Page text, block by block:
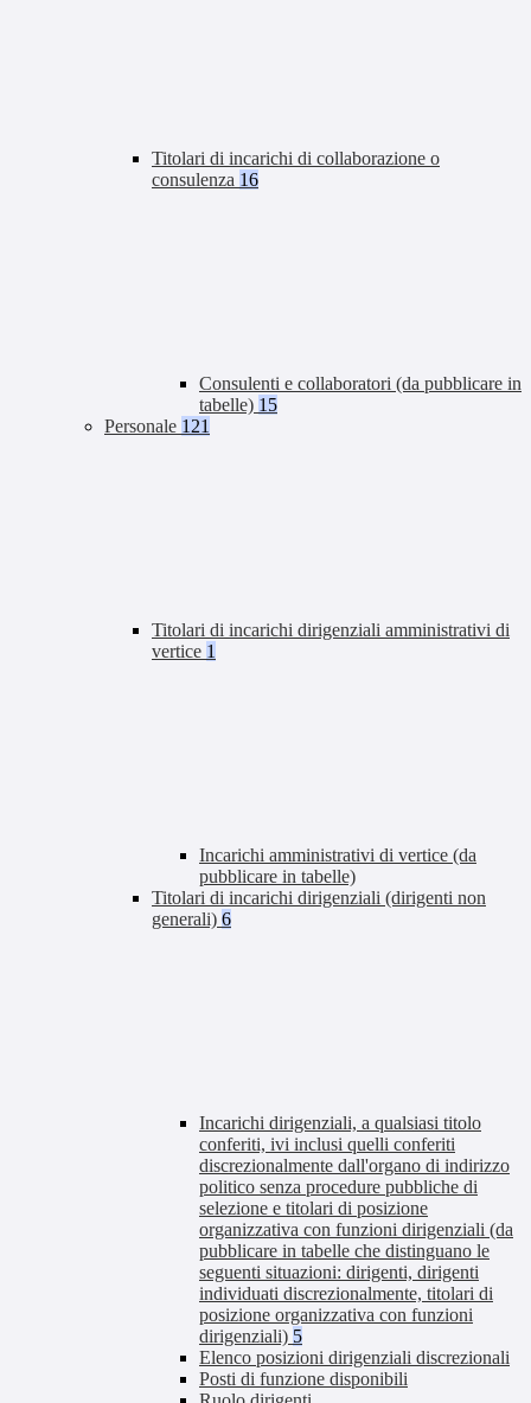
Titolari di incarichi di collaborazione o
consulenza 16
Consulenti e collaboratori (da pubblicare in
tabelle) 15
Personale 121
Titolari di incarichi dirigenziali amministrativi di
vertice 1
Incarichi amministrativi di vertice (da
pubblicare in tabelle)
Titolari di incarichi dirigenziali (dirigenti non
generali) 6
Incarichi dirigenziali, a qualsiasi titolo
conferiti, ivi inclusi quelli conferiti
discrezionalmente dall'organo di indirizzo
politico senza procedure pubbliche di
selezione e titolari di posizione
organizzativa con funzioni dirigenziali (da
pubblicare in tabelle che distinguano le
seguenti situazioni: dirigenti, dirigenti
individuati discrezionalmente, titolari di
posizione organizzativa con funzioni
dirigenziali) 5
Elenco posizioni dirigenziali discrezionali
Posti di funzione disponibili